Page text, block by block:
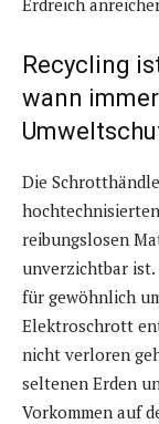
Recycling
wann
Die
reibungslosen
unverzichtbar ist.
für gewöhnlich
Elektroschrott
nicht verloren
seltenen Erden
Vorkommen auf